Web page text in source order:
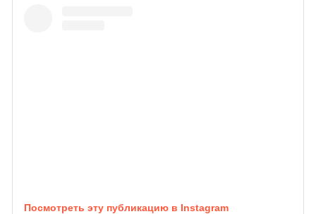
Посмотреть эту публикацию в Instagram